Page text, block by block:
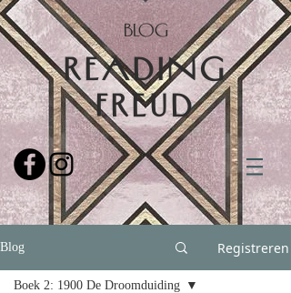
BLOG
READING
FREUD
Blog Registreren
Boek 2: 1900 De Droomduiding